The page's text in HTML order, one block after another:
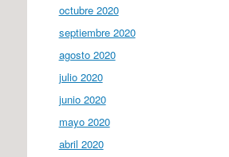
octubre 2020
septiembre 2020
agosto 2020
julio 2020
junio 2020
mayo 2020
abril 2020